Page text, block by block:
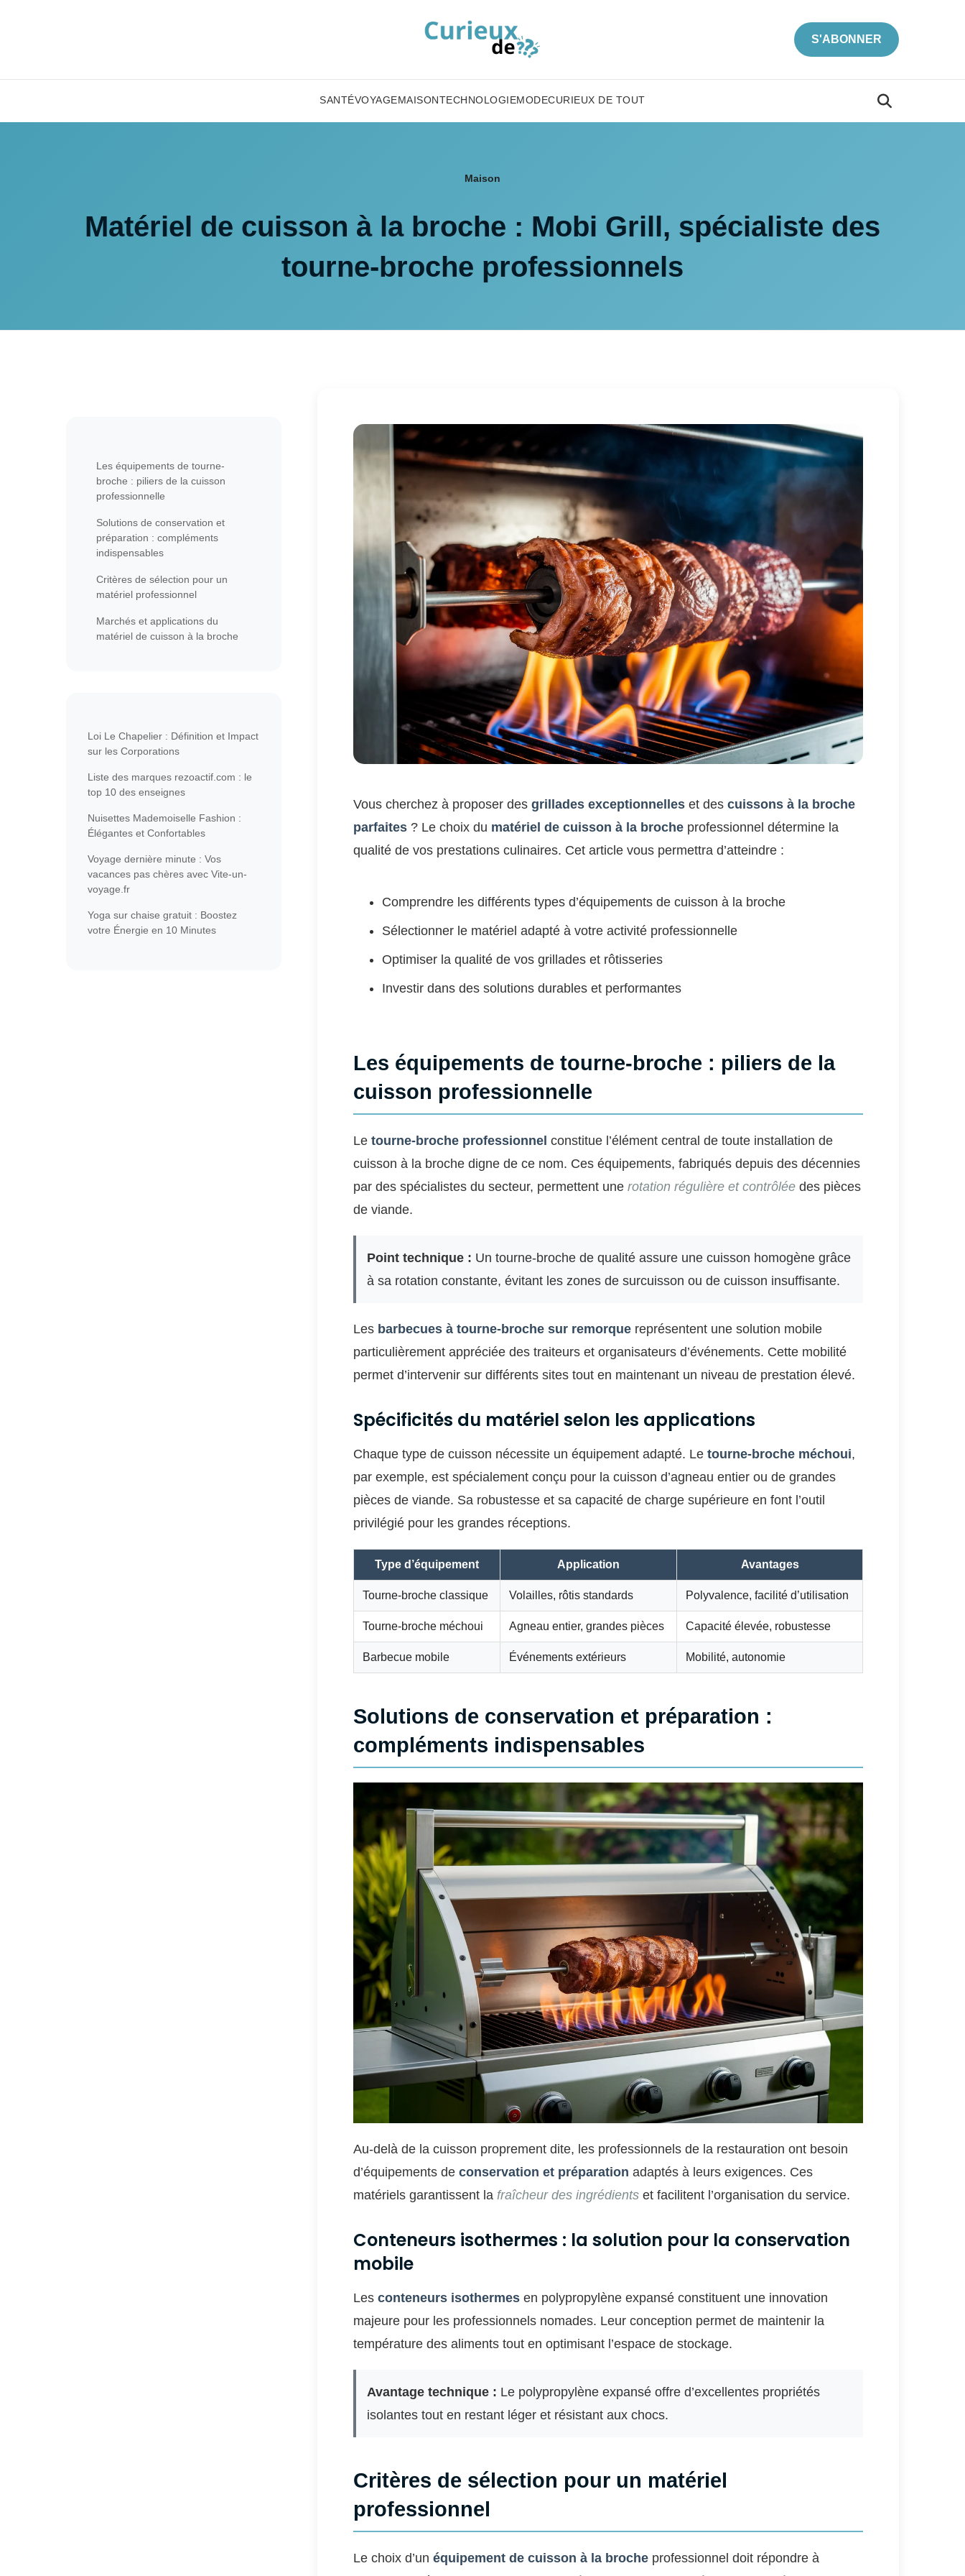
S'ABONNER
SANTÉVOYAGEMAISONTECHNOLOGIEMODECURIEUX DE TOUT
Maison
Matériel de cuisson à la broche : Mobi Grill, spécialiste des
tourne-broche professionnels
Les équipements de tourne-
broche : piliers de la cuisson
professionnelle
Solutions de conservation et
préparation : compléments
indispensables
Critères de sélection pour un
matériel professionnel
Marchés et applications du
matériel de cuisson à la broche
Loi Le Chapelier : Définition et Impact
sur les Corporations
Liste des marques rezoactif.com : le
top 10 des enseignes
Nuisettes Mademoiselle Fashion :
Élégantes et Confortables
Voyage dernière minute : Vos
vacances pas chères avec Vite-un-
voyage.fr
Yoga sur chaise gratuit : Boostez
votre Énergie en 10 Minutes
Vous cherchez à proposer des grillades exceptionnelles et des cuissons à la broche
parfaites ? Le choix du matériel de cuisson à la broche professionnel détermine la
qualité de vos prestations culinaires. Cet article vous permettra d’atteindre :
Comprendre les différents types d’équipements de cuisson à la broche
Sélectionner le matériel adapté à votre activité professionnelle
Optimiser la qualité de vos grillades et rôtisseries
Investir dans des solutions durables et performantes
Les équipements de tourne-broche : piliers de la
cuisson professionnelle
Le tourne-broche professionnel constitue l’élément central de toute installation de
cuisson à la broche digne de ce nom. Ces équipements, fabriqués depuis des décennies
par des spécialistes du secteur, permettent une rotation régulière et contrôlée des pièces
de viande.
Point technique : Un tourne-broche de qualité assure une cuisson homogène grâce
à sa rotation constante, évitant les zones de surcuisson ou de cuisson insuffisante.
Les barbecues à tourne-broche sur remorque représentent une solution mobile
particulièrement appréciée des traiteurs et organisateurs d’événements. Cette mobilité
permet d’intervenir sur différents sites tout en maintenant un niveau de prestation élevé.
Spécificités du matériel selon les applications
Chaque type de cuisson nécessite un équipement adapté. Le tourne-broche méchoui,
par exemple, est spécialement conçu pour la cuisson d’agneau entier ou de grandes
pièces de viande. Sa robustesse et sa capacité de charge supérieure en font l’outil
privilégié pour les grandes réceptions.
Type d’équipement Application Avantages
Tourne-broche classique Volailles, rôtis standards Polyvalence, facilité d’utilisation
Tourne-broche méchoui Agneau entier, grandes pièces Capacité élevée, robustesse
Barbecue mobile Événements extérieurs Mobilité, autonomie
Solutions de conservation et préparation :
compléments indispensables
Au-delà de la cuisson proprement dite, les professionnels de la restauration ont besoin
d’équipements de conservation et préparation adaptés à leurs exigences. Ces
matériels garantissent la fraîcheur des ingrédients et facilitent l’organisation du service.
Conteneurs isothermes : la solution pour la conservation
mobile
Les conteneurs isothermes en polypropylène expansé constituent une innovation
majeure pour les professionnels nomades. Leur conception permet de maintenir la
température des aliments tout en optimisant l’espace de stockage.
Avantage technique : Le polypropylène expansé offre d’excellentes propriétés
isolantes tout en restant léger et résistant aux chocs.
Critères de sélection pour un matériel
professionnel
Le choix d’un équipement de cuisson à la broche professionnel doit répondre à